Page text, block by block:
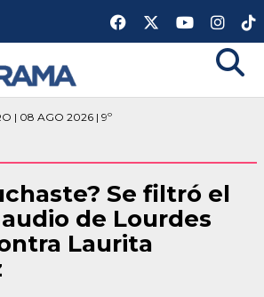
| 08 AGO 2026 | 9º
Se filtró el
de Lourdes
Laurita